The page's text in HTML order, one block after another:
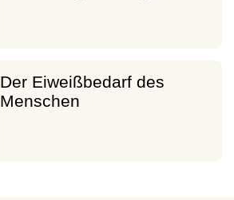
Der Eiweißbedarf des
Menschen